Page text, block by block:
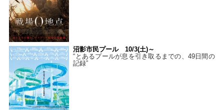
沼影市民プール 10/3(土)～
“とあるプールが息を引き取るまでの、49日間の
記録”